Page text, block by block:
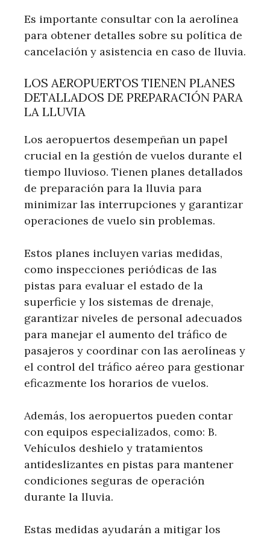
Es importante consultar con la aerolínea
para obtener detalles sobre su política de
cancelación y asistencia en caso de lluvia.
LOS AEROPUERTOS TIENEN PLANES
DETALLADOS DE PREPARACIÓN PARA
LA LLUVIA
Los aeropuertos desempeñan un papel
crucial en la gestión de vuelos durante el
tiempo lluvioso. Tienen planes detallados
de preparación para la lluvia para
minimizar las interrupciones y garantizar
operaciones de vuelo sin problemas.
Estos planes incluyen varias medidas,
como inspecciones periódicas de las
pistas para evaluar el estado de la
superficie y los sistemas de drenaje,
garantizar niveles de personal adecuados
para manejar el aumento del tráfico de
pasajeros y coordinar con las aerolíneas y
el control del tráfico aéreo para gestionar
eficazmente los horarios de vuelos.
Además, los aeropuertos pueden contar
con equipos especializados, como: B.
Vehículos deshielo y tratamientos
antideslizantes en pistas para mantener
condiciones seguras de operación
durante la lluvia.
Estas medidas ayudarán a mitigar los